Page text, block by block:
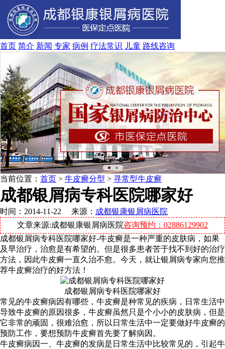
首页 简介 新闻 专家 病例 疗法常识 儿童 路线咨询
当前位置： 首页 > 牛皮癣分型 > 寻常型牛皮癣
成都银屑病专科医院哪家好
时间：2014-11-22 来源： 成都银康银屑病医院
文章来源:成都银康银屑病医院咨询预约：02886129902
成都银屑病专科医院哪家好-牛皮癣是一种严重的皮肤病，如果
及早治疗，治愈是有希望的。但是很多患者苦于找不到好的治疗
方法，因此牛皮癣一直久治不愈。今天，就让银屑病专家向您推
荐牛皮癣治疗的好方法！
成都银屑病专科医院哪家好
常见的牛皮癣病因有哪些，牛皮癣是种常见的疾病，日常生活中
导致牛皮癣的原因很多，牛皮癣虽然只是个小小的皮肤病，但是
它非常的顽固，很难治愈，所以日常生活中一定要做好牛皮癣的
预防工作，要想预防牛皮癣首先要了解病因。
牛皮癣病因一、牛皮癣的发病是日常生活中比较常见的，引起牛